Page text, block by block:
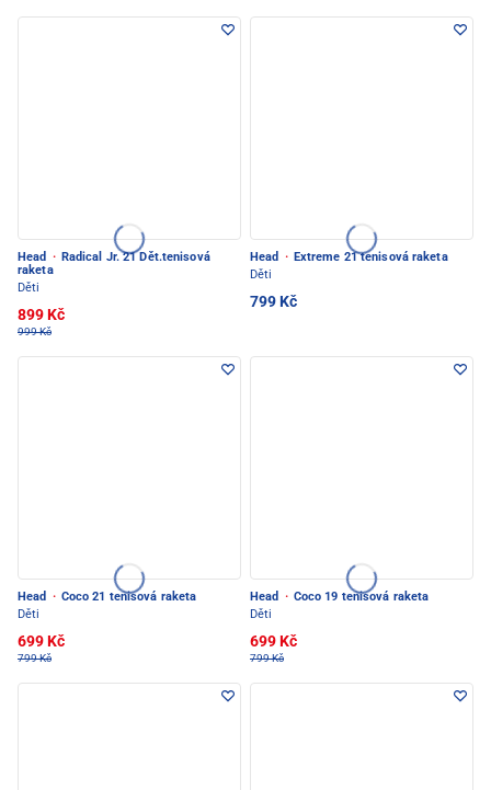
Head · Radical Jr. 21 Dět.tenisová
raketa
Děti
899 Kč
999 Kč
Head · Extreme 21 tenisová raketa
Děti
799 Kč
Head · Coco 21 tenisová raketa
Děti
699 Kč
799 Kč
Head · Coco 19 tenisová raketa
Děti
699 Kč
799 Kč